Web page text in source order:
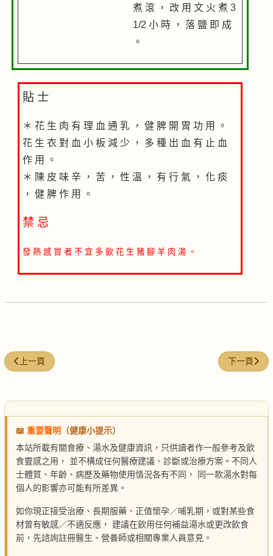
煮 滾 ， 改 用 文 火 煮 3
1/2 小 時 ， 落 鹽 即 成
。
貼 士
＊ 花 生 肉 有 理 血 通 乳 ， 健 脾 開 胃 功 用 。
花 生 衣 對 血 小 板 減 少 ， 多 種 出 血 有 止 血
作 用 。
＊ 陳 皮 味 辛 ， 苦 ， 性 溫 ， 有 行 氣 ， 化 痰
， 健 脾 作 用 。
禁 忌
發 熱 感 冒 者 不 宜 多 飲 花 生 豬 腳 羊 肉 湯 。
上一篇文章: 明目補腎鵪鶉湯
上一頁 下一篇文章
下一頁
📖 重要聲明
（健康小提示）
本站所載有關食療、湯水及健康資訊，只供讀者作一般參考及飲
食靈感之用， 並不構成任何醫療建議、診斷或治療方案。不同人
士體質、年齡、病歷及藥物使用情況各有不同， 同一款湯水對每
個人的影響亦可能有所差異。
如你現正接受治療、長期服藥、正值懷孕／哺乳期，或對某些食
材曾有敏感／不適反應， 建議在飲用任何補益湯水或更改飲食
前，先諮詢註冊醫生、營養師或相關專業人員意見。